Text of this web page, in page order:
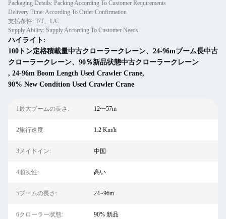
Packaging Details: Packing According To Customer Requirements
Delivery Time: According To Order Confirmation
支払条件: T/T、L/C
Supply Ability: Supply According To Customer Needs
ハイライト:
100トン定格積載量中古クローラークレーン、24-96mブーム長中古
クローラークレーン、90％新品状態中古クローラークレーン
, 24-96m Boom Length Used Crawler Crane,
90% New Condition Used Crawler Crane
1最大ブームの長さ: 12〜57m
2旅行速度: 1.2 Km/h
3メイドイン: 中国
4順次性: 高い
5ブームの長さ: 24~96m
6クローラー状態: 90% 新品